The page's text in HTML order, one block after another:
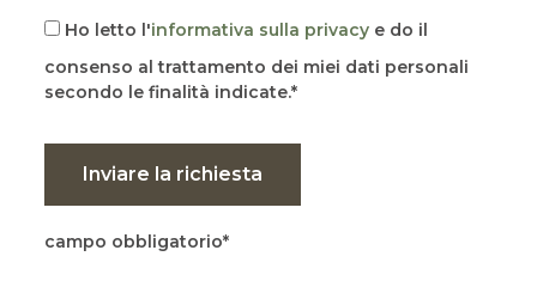
Ho letto l'informativa sulla privacy e do il
consenso al trattamento dei miei dati personali
secondo le finalità indicate.
Inviare la richiesta
campo obbligatorio